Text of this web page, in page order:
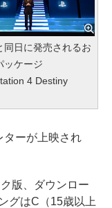
同日に発売されるお
ッケージ
4 Destiny
ターが上映され
版、ダウンロー
グはC（15歳以上